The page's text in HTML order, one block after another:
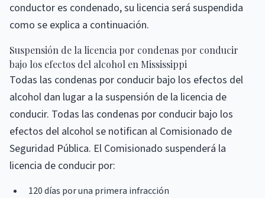
conductor es condenado, su licencia será suspendida
como se explica a continuación.
Suspensión de la licencia por condenas por conducir
bajo los efectos del alcohol en Mississippi
Todas las condenas por conducir bajo los efectos del
alcohol dan lugar a la suspensión de la licencia de
conducir. Todas las condenas por conducir bajo los
efectos del alcohol se notifican al Comisionado de
Seguridad Pública. El Comisionado suspenderá la
licencia de conducir por:
120 días por una primera infracción